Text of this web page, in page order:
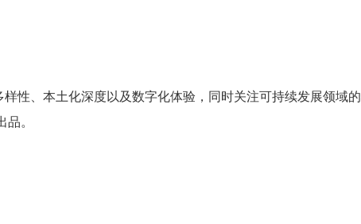
性、本土化深度以及数字化体验，同时关注可持续发展领域
。